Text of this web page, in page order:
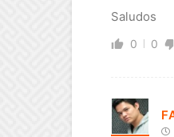
Saludos
0 0